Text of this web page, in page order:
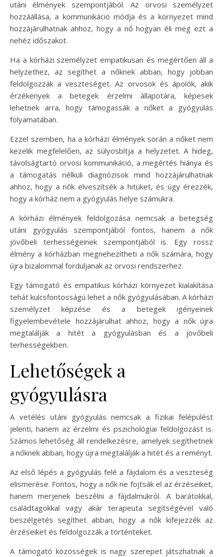
utáni élmények szempontjából. Az orvosi személyzet
hozzáállása, a kommunikáció módja és a környezet mind
hozzájárulhatnak ahhoz, hogy a nő hogyan éli meg ezt a
nehéz időszakot.
Ha a kórházi személyzet empatikusan és megértően áll a
helyzethez, az segíthet a nőknek abban, hogy jobban
feldolgozzák a veszteséget. Az orvosok és ápolók, akik
érzékenyek a betegek érzelmi állapotára, képesek
lehetnek arra, hogy támogassák a nőket a gyógyulás
folyamatában.
Ezzel szemben, ha a kórházi élmények során a nőket nem
kezelik megfelelően, az súlyosbítja a helyzetet. A hideg,
távolságtartó orvosi kommunikáció, a megértés hiánya és
a támogatás nélküli diagnózisok mind hozzájárulhatnak
ahhoz, hogy a nők elveszítsék a hitüket, és úgy érezzék,
hogy a kórház nem a gyógyulás helye számukra.
A kórházi élmények feldolgozása nemcsak a betegség
utáni gyógyulás szempontjából fontos, hanem a nők
jövőbeli terhességeinek szempontjából is. Egy rossz
élmény a kórházban megnehezítheti a nők számára, hogy
újra bizalommal forduljanak az orvosi rendszerhez.
Egy támogató és empatikus kórházi környezet kialakítása
tehát kulcsfontosságú lehet a nők gyógyulásában. A kórházi
személyzet képzése és a betegek igényeinek
figyelembevétele hozzájárulhat ahhoz, hogy a nők újra
megtalálják a hitét a gyógyulásban és a jövőbeli
terhességekben.
Lehetőségek a
gyógyulásra
A vetélés utáni gyógyulás nemcsak a fizikai felépülést
jelenti, hanem az érzelmi és pszichológiai feldolgozást is.
Számos lehetőség áll rendelkezésre, amelyek segíthetnek
a nőknek abban, hogy újra megtalálják a hitét és a reményt.
Az első lépés a gyógyulás felé a fájdalom és a veszteség
elismerése. Fontos, hogy a nők ne fojtsák el az érzéseiket,
hanem merjenek beszélni a fájdalmukról. A barátokkal,
családtagokkal vagy akár terapeuta segítségével való
beszélgetés segíthet abban, hogy a nők kifejezzék az
érzéseiket és feldolgozzák a történteket.
A támogató közösségek is nagy szerepet játszhatnak a